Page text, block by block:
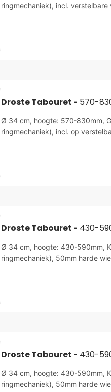
ringmechaniek), incl.
Droste Tabouret - 570-
Ø 34 cm, hoogte: 570-830mm,
ringmechaniek), incl. op
Droste Tabouret - 430-
Ø 34 cm, hoogte: 430-590mm,
ringmechaniek), 50mm harde
Droste Tabouret - 430-
Ø 34 cm, hoogte: 430-590mm,
ringmechaniek), 50mm harde